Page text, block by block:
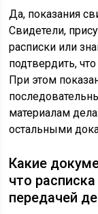
Да, показания
Свидетели,
расписки или
подтвердить,
При этом
материалам
остальными
Какие
что
передачей